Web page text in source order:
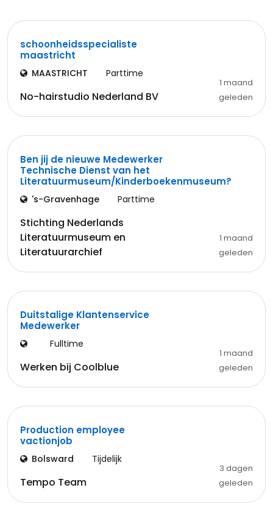
schoonheidsspecialiste
maastricht
MAASTRICHT Parttime
No-hairstudio Nederland BV
1 maand
geleden
Ben jij de nieuwe Medewerker
Technische Dienst van het
Literatuurmuseum/Kinderboekenmuseum?
's-Gravenhage Parttime
Stichting Nederlands
Literatuurmuseum en
Literatuurarchief
1 maand
geleden
Duitstalige Klantenservice
Medewerker
Fulltime
Werken bij Coolblue
1 maand
geleden
Production employee
vactionjob
Bolsward Tijdelijk
Tempo Team
3 dagen
geleden